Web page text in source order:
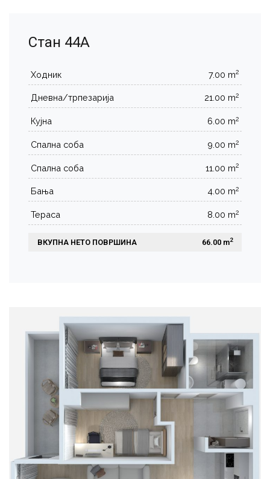
Стан 44А
Ходник 7.00 m2
Дневна/трпезарија 21.00 m2
Кујна 6.00 m2
Спална соба 9.00 m2
Спална соба 11.00 m2
Бања 4.00 m2
Тераса 8.00 m2
ВКУПНА НЕТО ПОВРШИНА 66.00 m2